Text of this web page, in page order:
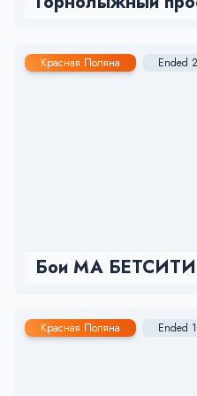
Красная Поляна Ended
Бои МА БЕТСИТИ
Красная Поляна Ended